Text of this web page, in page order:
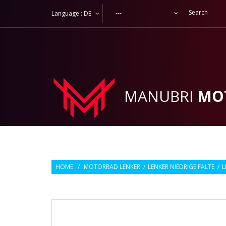
Language : DE ---
MANUBRI
HOME / MOTORRAD LENKER / LENKER NIEDRIGE FALTE /